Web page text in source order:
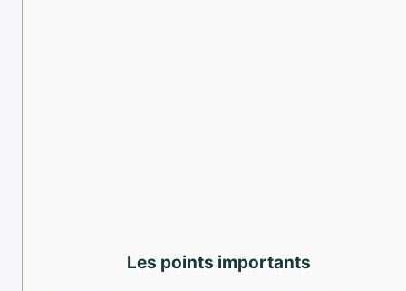
Les points importants